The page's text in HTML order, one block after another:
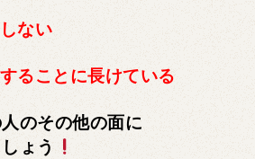
ない
ることに長けている
のその他の面に
ょう